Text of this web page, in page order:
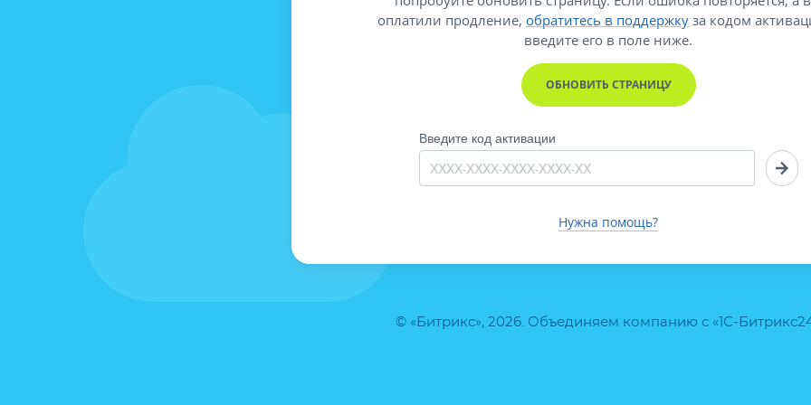
© «Битрикс», 2026. Объединяем компанию с «1С-
оплатили продление, обратитесь в поддержку за кодом
введите его в поле ниже.
ОБНОВИТЬ СТРАНИЦУ
Введите код активации
Нужна помощь?